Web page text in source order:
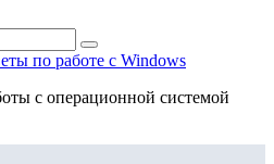
по работе с Windows
с операционной системой